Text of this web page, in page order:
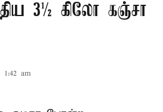
3½ கிலோ கஞ்சா
1:42 am